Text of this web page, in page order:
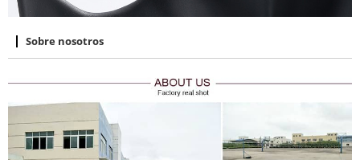
Sobre nosotros